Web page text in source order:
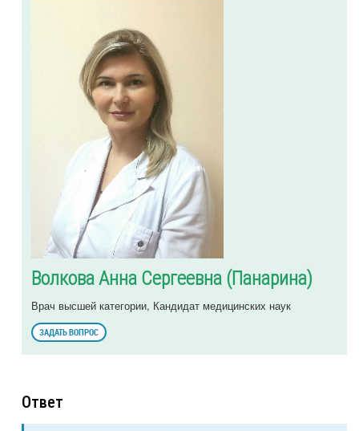
Волкова Анна Сергеевна (Панарина)
Врач высшей категории, Кандидат медицинских наук
ЗАДАТЬ ВОПРОС
Ответ